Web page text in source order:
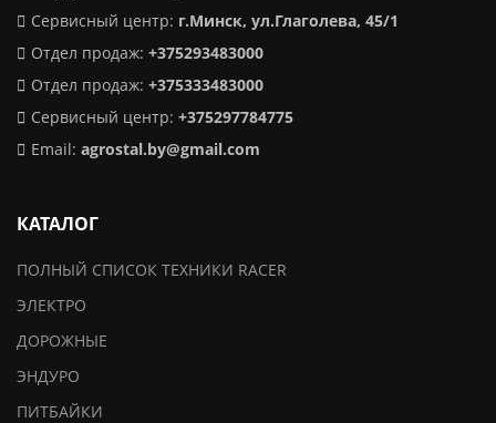
Сервисный центр: г.Минск, ул.Глаголева, 45/1
Отдел продаж: +375293483000
Отдел продаж: +375333483000
Сервисный центр: +375297784775
Email: agrostal.by@gmail.com
КАТАЛОГ
ПОЛНЫЙ СПИСОК ТЕХНИКИ RACER
ЭЛЕКТРО
ДОРОЖНЫЕ
ЭНДУРО
ПИТБАЙКИ